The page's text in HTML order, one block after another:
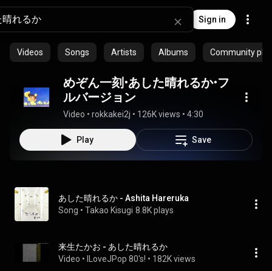
Sign in
Videos Songs Artists Albums Community
めぞん一刻・あした晴れるか・フ
ルバージョン
Video • rokkakei2j • 126K views • 4:30
Play Save
あした晴れるか - Ashita Hareruka
Song • Takao Kisugi 8.8K plays
来生たかお - あした晴れるか
Video • ILoveJPop 80's! • 182K views